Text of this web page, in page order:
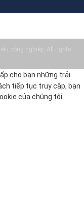
công nghiệp. All rights
cho bạn những trải
tiếp tục truy cập, bạn
của chúng tôi.